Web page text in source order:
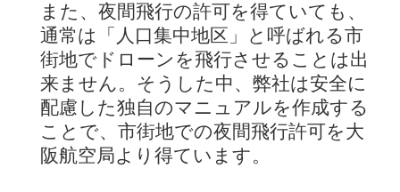
また、夜間飛行の許可を得ていても、
通常は「人口集中地区」と呼ばれる市
街地でドローンを飛行させることは出
来ません。そうした中、弊社は安全に
配慮した独自のマニュアルを作成する
ことで、市街地での夜間飛行許可を大
阪航空局より得ています。